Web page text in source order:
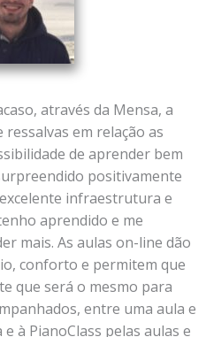
através da Mensa, a
em relação as
de aprender bem
positivamente
infraestrutura e
aprendido e me
mais. As aulas on-line dão
conforto e permitem que
que será o mesmo para
entre uma aula e
à PianoClass pelas aulas e